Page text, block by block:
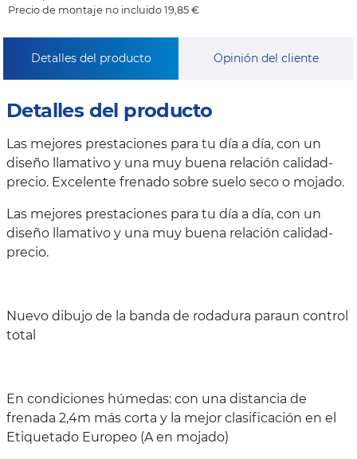
Precio de montaje no incluido 19,85 €
Detalles del producto Opinión del cliente
Detalles del producto
Las mejores prestaciones para tu día a día, con un
diseño llamativo y una muy buena relación calidad-
precio. Excelente frenado sobre suelo seco o mojado.
Las mejores prestaciones para tu día a día, con un
diseño llamativo y una muy buena relación calidad-
precio.
Nuevo dibujo de la banda de rodadura paraun control
total
En condiciones húmedas: con una distancia de
frenada 2,4m más corta y la mejor clasificación en el
Etiquetado Europeo (A en mojado)